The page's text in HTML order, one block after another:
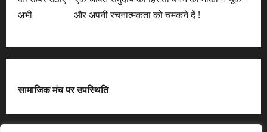
अभी
और अपनी रचनात्मकता को चमकने दें !
सामाजिक मंच पर उपस्थिति